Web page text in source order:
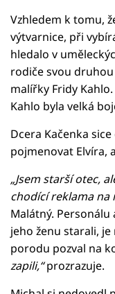
Vzhledem k tomu,
výtvarnice, při
hledalo v
rodiče svou
malířky Fridy
Kahlo byla velká
Dcera Kačenka
pojmenovat Elvíra,
„Jsem starší otec,
chodící reklama na
Malátný.
jeho ženu starali,
porodu pozval na
zapili,“prozrazuje.